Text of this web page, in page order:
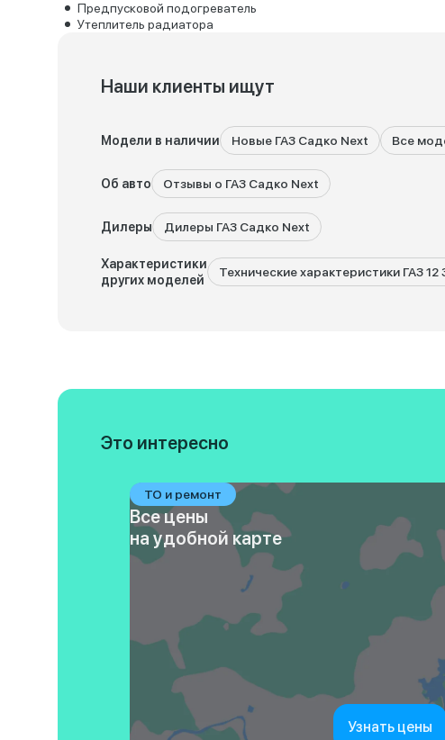
Предпусковой подогреватель
Утеплитель радиатора
Наши клиенты ищут
Модели в наличии Новые ГАЗ Садко Next Все
Об авто Отзывы о ГАЗ Садко Next
Дилеры Дилеры ГАЗ Садко Next
Характеристики
других моделей
Технические характеристики ГАЗ
Это интересно
ТО и ремонт
Все цены
на удобной карте
Узнать цены